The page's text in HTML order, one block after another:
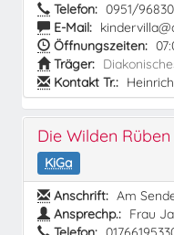
Telefon: 0951/
E-Mail:
Öffnungszeiten:
Träger:
Kontakt Tr.:
Die Wilden Rüben
KiGa
Anschrift: Am
Ansprechp.: Frau